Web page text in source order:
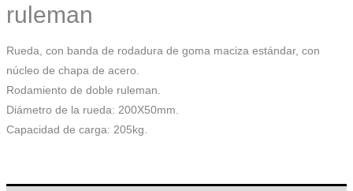
ruleman
Rueda, con banda de rodadura de goma maciza estándar, con
núcleo de chapa de acero.
Rodamiento de doble ruleman.
Diámetro de la rueda: 200X50mm.
Capacidad de carga: 205kg.